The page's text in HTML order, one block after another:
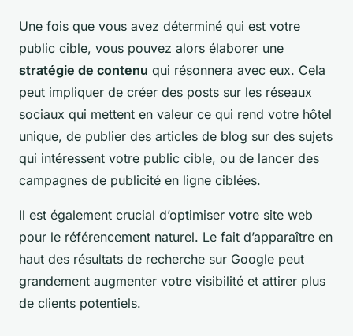
Une fois que vous avez déterminé qui est votre
public cible, vous pouvez alors élaborer une
stratégie de contenu qui résonnera avec eux. Cela
peut impliquer de créer des posts sur les réseaux
sociaux qui mettent en valeur ce qui rend votre hôtel
unique, de publier des articles de blog sur des sujets
qui intéressent votre public cible, ou de lancer des
campagnes de publicité en ligne ciblées.
Il est également crucial d’optimiser votre site web
pour le référencement naturel. Le fait d’apparaître en
haut des résultats de recherche sur Google peut
grandement augmenter votre visibilité et attirer plus
de clients potentiels.